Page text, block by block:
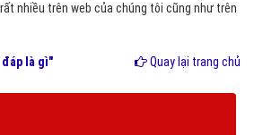
nhiều trên web của chúng tôi cũng như trên
đáp là gì" Quay lại trang chủ